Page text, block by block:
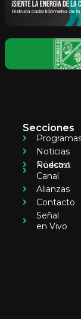
Secciones
Noticias
Pódcast
Nuestro
Canal
Alianzas
Contacto
Señal
en Vivo